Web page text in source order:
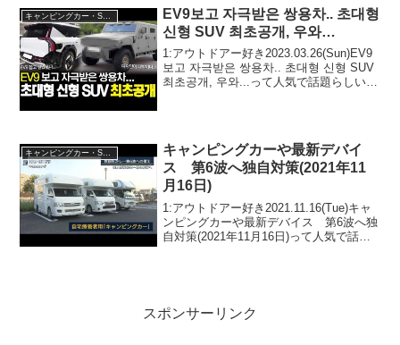
キャンピングカー・SUV人気車種
EV9보고 자극받은 쌍용차.. 초대형
신형 SUV 최초공개, 우와…
1:アウトドアー好き2023.03.26(Sun)EV9
보고 자극받은 쌍용차.. 초대형 신형 SUV
최초공개, 우와...って人気で話題らしい
キャンピングカーや最新デバイ
ス 第6波へ独自対策(2021年11
月16日)
1:アウトドアー好き2021.11.16(Tue)キャ
ンピングカーや最新デバイス 第6波へ独
自対策(2021年11月16日)って人気で話題
スポンサーリンク